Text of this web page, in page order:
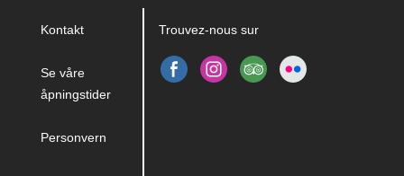
Kontakt
Se våre
åpningstider
Personvern
Trouvez-nous sur